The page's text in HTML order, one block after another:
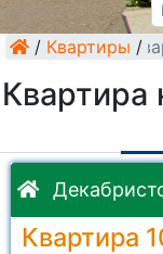
/ Квартиры /
Квартира